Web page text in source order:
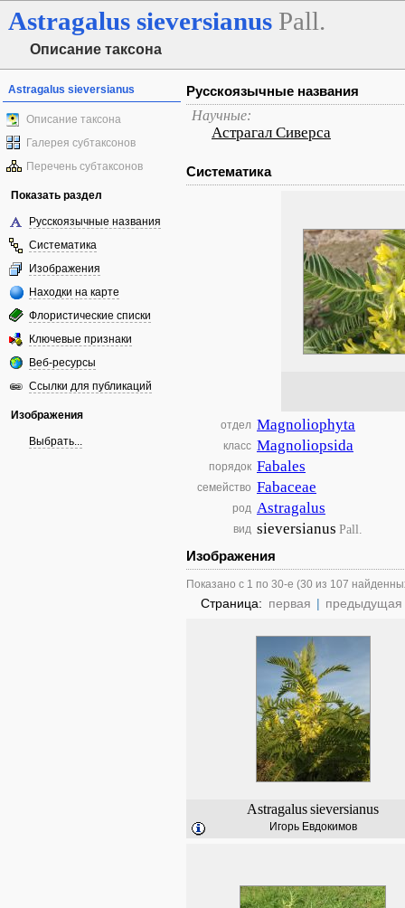
Astragalus sieversianus Pall.
Описание таксона
Astragalus sieversianus
Описание таксона
Галерея субтаксонов
Перечень субтаксонов
Показать раздел
Русскоязычные названия
Систематика
Изображения
Находки на карте
Флористические списки
Ключевые признаки
Веб-ресурсы
Ссылки для публикаций
Изображения
Выбрать...
Русскоязычные названия
Научные:
Астрагал Сиверса
Систематика
отдел Magnoliophyta
класс Magnoliopsida
порядок Fabales
семейство Fabaceae
род Astragalus
вид sieversianus Pall.
Изображения
Показано с 1 по 30-е (30 из 107
Страница: первая | предыдущая
Astragalussieversianus
Игорь Евдокимов